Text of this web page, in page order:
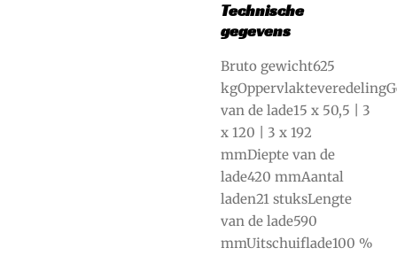
Technische
gegevens
Bruto gewicht625
van de lade15 x 50,5 | 3
x 120 | 3 x 192
mmDiepte van de
lade420 mmAantal
laden21 stuksLengte
van de lade590
mmUitschuiflade100 %